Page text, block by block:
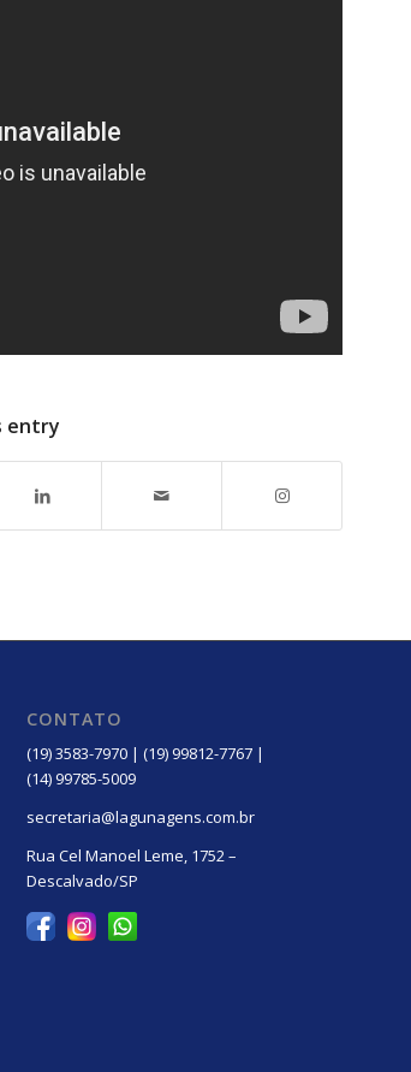
entry
CONTATO
(19) 3583-7970 | (19) 99812-7767 |
(14) 99785-5009
secretaria@lagunagens.com.br
Rua Cel Manoel Leme, 1752 –
Descalvado/SP